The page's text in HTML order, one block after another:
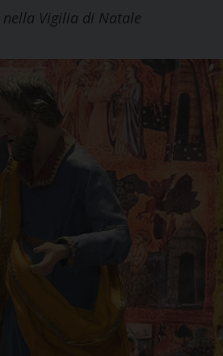
Vigilia di Natale